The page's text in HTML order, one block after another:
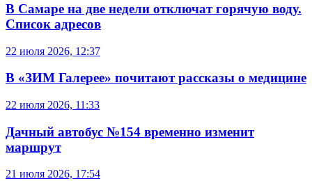
В Самаре на две недели отключат горячую воду.
Список адресов
22 июля 2026, 12:37
В «ЗИМ Галерее» почитают рассказы о медицине
22 июля 2026, 11:33
Дачный автобус №154 временно изменит
маршрут
21 июля 2026, 17:54